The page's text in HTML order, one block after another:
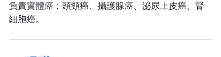
負責實體癌：頭頸癌、攝護腺癌、泌尿上皮癌、腎
細胞癌。